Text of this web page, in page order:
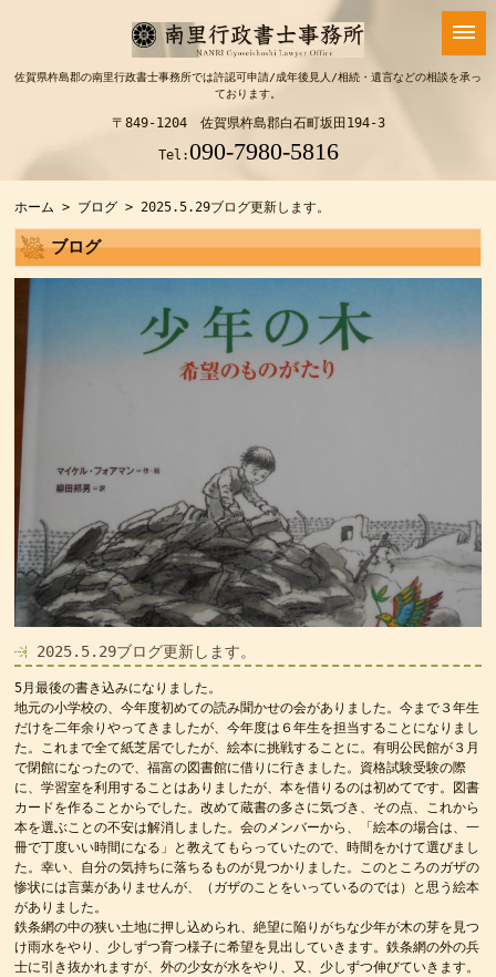
佐賀県杵島郡の南里行政書士事務所では許認可申請/成年後見人/相続・遺言などの相談を承っ
ております。
〒849-1204 佐賀県杵島郡白石町坂田194-3
Tel:090-7980-5816
ホーム > ブログ > 2025.5.29ブログ更新します。
ブログ
2025.5.29ブログ更新します。
5月最後の書き込みになりました。
地元の小学校の、今年度初めての読み聞かせの会がありました。今まで３年生
だけを二年余りやってきましたが、今年度は６年生を担当することになりまし
た。これまで全て紙芝居でしたが、絵本に挑戦することに。有明公民館が３月
で閉館になったので、福富の図書館に借りに行きました。資格試験受験の際
に、学習室を利用することはありましたが、本を借りるのは初めてです。図書
カードを作ることからでした。改めて蔵書の多さに気づき、その点、これから
本を選ぶことの不安は解消しました。会のメンバーから、「絵本の場合は、一
冊で丁度いい時間になる」と教えてもらっていたので、時間をかけて選びまし
た。幸い、自分の気持ちに落ちるものが見つかりました。このところのガザの
惨状には言葉がありませんが、（ガザのことをいっているのでは）と思う絵本
がありました。
鉄条網の中の狭い土地に押し込められ、絶望に陥りがちな少年が木の芽を見つ
け雨水をやり、少しずつ育つ様子に希望を見出していきます。鉄条網の外の兵
士に引き抜かれますが、外の少女が水をやり、又、少しずつ伸びていきます。